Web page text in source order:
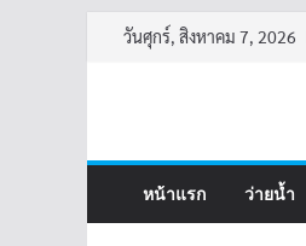
Skipวันศุกร์, สิงหาคม 7, 2026
หน้าแรก ว่ายน้ำ